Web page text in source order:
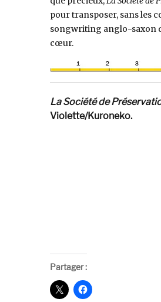
pour transposer, sans les
songwriting anglo-saxon
cœur.
La Société de
Violette/Kuroneko.
Partager :